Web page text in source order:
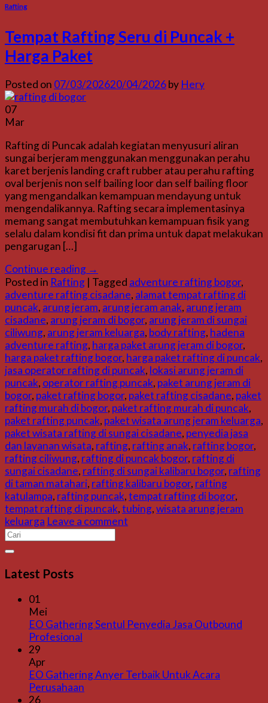
Rafting
Tempat Rafting Seru di Puncak +
Harga Paket
Posted on 07/03/202620/04/2026by Hery
07
Mar
Rafting di Puncak adalah kegiatan menyusuri aliran
sungai berjeram menggunakan menggunakan perahu
karet berjenis landing craft rubber atau perahu rafting
oval berjenis non self bailing loor dan self bailing floor
yang mengandalkan kemampuan mendayung untuk
mengendalikannya. Rafting secara implementasinya
memang sangat membutuhkan kemampuan fisik yang
selalu dalam kondisi fit dan prima untuk dapat melakukan
pengarugan […]
Continue reading →
Posted in Rafting | Tagged adventure rafting bogor,
adventure rafting cisadane, alamat tempat rafting di
puncak, arung jeram, arung jeram anak, arung jeram
cisadane, arung jeram di bogor, arung jeram di sungai
ciliwung, arung jeram keluarga, body rafting, hadena
adventure rafting, harga paket arung jeram di bogor,
harga paket rafting bogor, harga paket rafting di puncak,
jasa operator rafting di puncak, lokasi arung jeram di
puncak, operator rafting puncak, paket arung jeram di
bogor, paket rafting bogor, paket rafting cisadane, paket
rafting murah di bogor, paket rafting murah di puncak,
paket rafting puncak, paket wisata arung jeram keluarga,
paket wisata rafting di sungai cisadane, penyedia jasa
dan layanan wisata, rafting, rafting anak, rafting bogor,
rafting ciliwung, rafting di puncak bogor, rafting di
sungai cisadane, rafting di sungai kalibaru bogor, rafting
di taman matahari, rafting kalibaru bogor, rafting
katulampa, rafting puncak,tempat rafting di bogor,
tempat rafting di puncak,tubing,wisata arung jeram
keluarga Leave a comment
Latest Posts
01
Mei
EO Gathering Sentul Penyedia Jasa Outbound
Profesional
29
Apr
EO Gathering Anyer Terbaik Untuk Acara
Perusahaan
26